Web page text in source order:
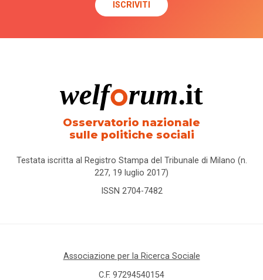
Osservatorio nazionale
sulle politiche sociali
Testata iscritta al Registro Stampa del Tribunale di Milano (n.
227, 19 luglio 2017)
ISSN 2704-7482
Associazione per la Ricerca Sociale
C.F. 97294540154